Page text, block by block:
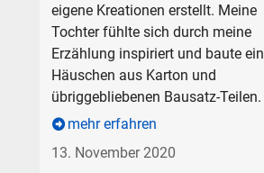
eigene Kreationen erstellt. Meine
Tochter fühlte sich durch meine
Erzählung inspiriert und baute ein
Häuschen aus Karton und
übriggebliebenen Bausatz-Teilen.
mehr erfahren
13. November 2020